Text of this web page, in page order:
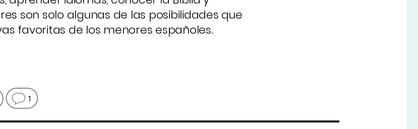
son solo algunas de las posibilidades que
favoritas de los menores españoles.
1